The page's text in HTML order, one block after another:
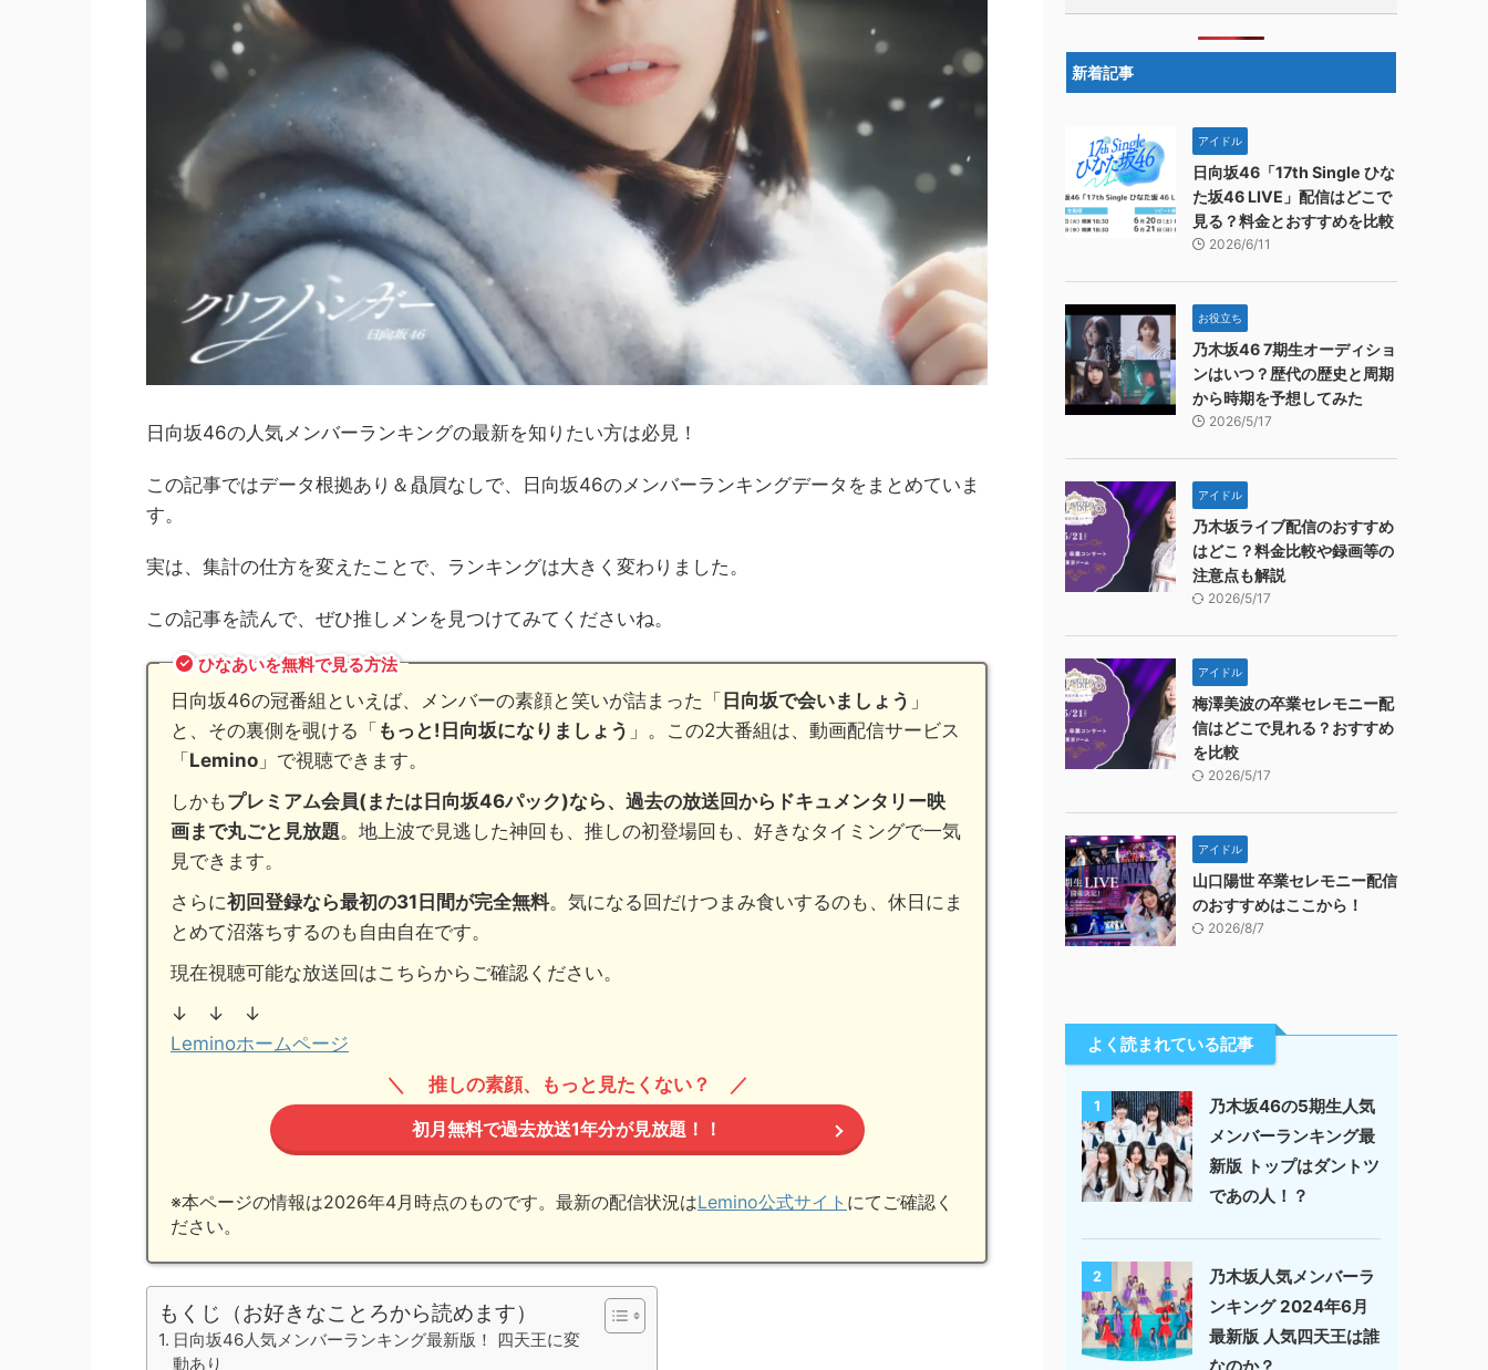
日向坂46の人気メンバーランキングの最新を知りたい方は必見！
この記事ではデータ根拠あり＆贔屓なしで、日向坂46のメンバーランキングデータをまとめていま
す。
実は、集計の仕方を変えたことで、ランキングは大きく変わりました。
この記事を読んで、ぜひ推しメンを見つけてみてくださいね。
ひなあいを無料で見る方法
日向坂46の冠番組といえば、メンバーの素顔と笑いが詰まった「 日向坂で会いましょう 」
と、その裏側を覗ける「 もっと!日向坂になりましょう 」。この2大番組は、動画配信サービス
「Lemino 」で視聴できます。
しかもプレミアム会員(または日向坂46パック)なら、過去の放送回からドキュメンタリー映
画まで丸ごと見放題。地上波で見逃した神回も、推しの初登場回も、好きなタイミングで一気
見できます。
さらに初回登録なら最初の31日間が完全無料。気になる回だけつまみ食いするのも、休日にま
とめて沼落ちするのも自由自在です。
現在視聴可能な放送回はこちらからご確認ください。
↓ ↓ ↓
Leminoホームページ
推しの素顔、もっと見たくない？
初月無料で過去放送1年分が見放題！！
※本ページの情報は2026年4月時点のものです。最新の配信状況はLemino公式サイト にてご確認く
ださい。
もくじ（お好きなことろから読めます）
日向坂46人気メンバーランキング最新版！ 四天王に変
動あり
新着記事
アイドル
日向坂46「17th Single ひな
た坂46 LIVE」配信はどこで
見る？料金とおすすめを比較
2026/6/11
お役立ち
乃木坂46 7期生オーディショ
ンはいつ？歴代の歴史と周期
から時期を予想してみた
2026/5/17
アイドル
乃木坂ライブ配信のおすすめ
はどこ？料金比較や録画等の
注意点も解説
2026/5/17
アイドル
梅澤美波の卒業セレモニー配
信はどこで見れる？おすすめ
を比較
2026/5/17
アイドル
山口陽世 卒業セレモニー配信
のおすすめはここから！
2026/8/7
よく読まれている記事
1
乃木坂46の5期生人気
メンバーランキング最
新版 トップはダントツ
であの人！？
2
乃木坂人気メンバーラ
ンキング 2024年6月
最新版 人気四天王は誰